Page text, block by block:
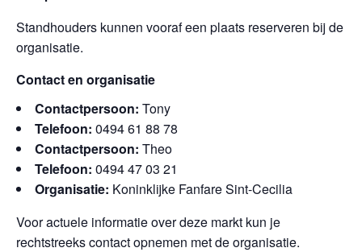
Standhouders kunnen vooraf een plaats reserveren bij de
organisatie.
Contact en organisatie
Contactpersoon: Tony
Telefoon: 0494 61 88 78
Contactpersoon: Theo
Telefoon: 0494 47 03 21
Organisatie: Koninklijke Fanfare Sint-Cecilia
Voor actuele informatie over deze markt kun je
rechtstreeks contact opnemen met de organisatie.